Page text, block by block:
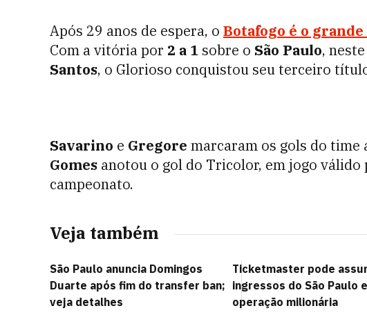
Após 29 anos de espera, o Botafogo é o grande
Com a vitória por 2 a 1 sobre o São Paulo,
Santos, o Glorioso conquistou seu terceiro
Savarino e Gregore marcaram os gols do time
Gomes anotou o gol do Tricolor, em jogo válido
campeonato.
Veja também
São Paulo anuncia Domingos
Duarte após fim do transfer ban;
veja detalhes
Ticketmaster pode
ingressos do São Paulo
operação milionária